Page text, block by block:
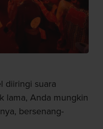
diiringi suara
lama, Anda mungkin
bersenang-